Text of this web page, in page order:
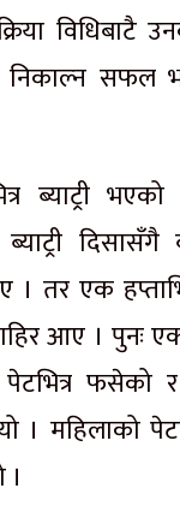
विधिबाटै
निकाल्न सफल
ब्याट्री
दिसासँगै
। तर एक
आए । पुनः
पेटभित्र फसेको
। महिलाको